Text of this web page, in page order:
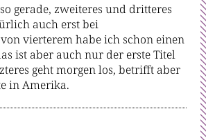
gerade, zweiteres und dritteres
auch erst bei
vierterem habe ich schon einen
ist aber auch nur der erste Titel
geht morgen los, betrifft aber
in Amerika.